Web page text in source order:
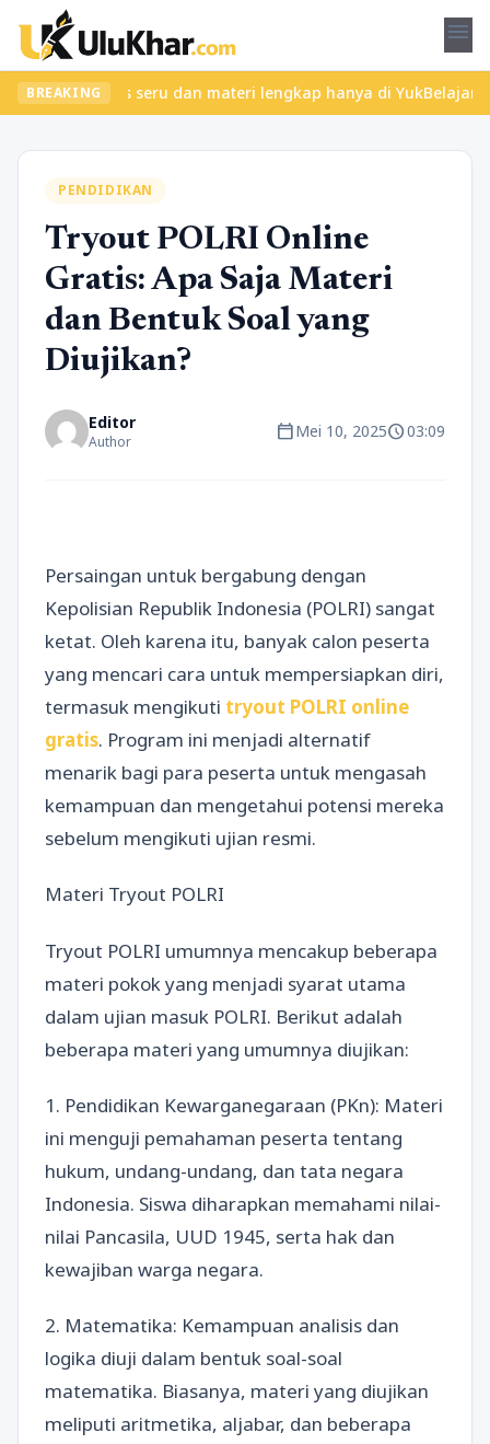
menu
BREAKING
kelas seru dan materi lengkap hanya di YukBelajar.com.
PENDIDIKAN
Tryout POLRI Online
Gratis: Apa Saja Materi
dan Bentuk Soal yang
Diujikan?
Editor
Author calendar_todayMei 10, 2025schedule03:09
Persaingan untuk bergabung dengan
Kepolisian Republik Indonesia (POLRI) sangat
ketat. Oleh karena itu, banyak calon peserta
yang mencari cara untuk mempersiapkan diri,
termasuk mengikuti tryout POLRI online
gratis. Program ini menjadi alternatif
menarik bagi para peserta untuk mengasah
kemampuan dan mengetahui potensi mereka
sebelum mengikuti ujian resmi.
Materi Tryout POLRI
Tryout POLRI umumnya mencakup beberapa
materi pokok yang menjadi syarat utama
dalam ujian masuk POLRI. Berikut adalah
beberapa materi yang umumnya diujikan:
1. Pendidikan Kewarganegaraan (PKn): Materi
ini menguji pemahaman peserta tentang
hukum, undang-undang, dan tata negara
Indonesia. Siswa diharapkan memahami nilai-
nilai Pancasila, UUD 1945, serta hak dan
kewajiban warga negara.
2. Matematika: Kemampuan analisis dan
logika diuji dalam bentuk soal-soal
matematika. Biasanya, materi yang diujikan
meliputi aritmetika, aljabar, dan beberapa